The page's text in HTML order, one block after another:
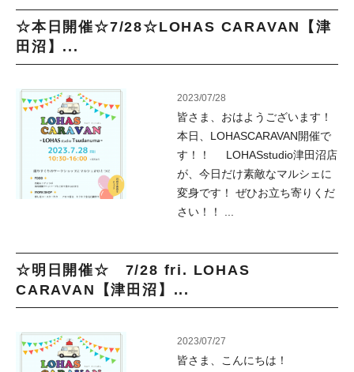
☆本日開催☆7/28☆LOHAS CARAVAN【津
田沼】...
2023/07/28
皆さま、おはようございます！
本日、LOHASCARAVAN開催で
す！！ LOHASstudio津田沼店
が、今日だけ素敵なマルシェに
変身です！ ぜひお立ち寄りくだ
さい！！ ...
☆明日開催☆ 7/28 fri. LOHAS
CARAVAN【津田沼】...
2023/07/27
皆さま、こんにちは！